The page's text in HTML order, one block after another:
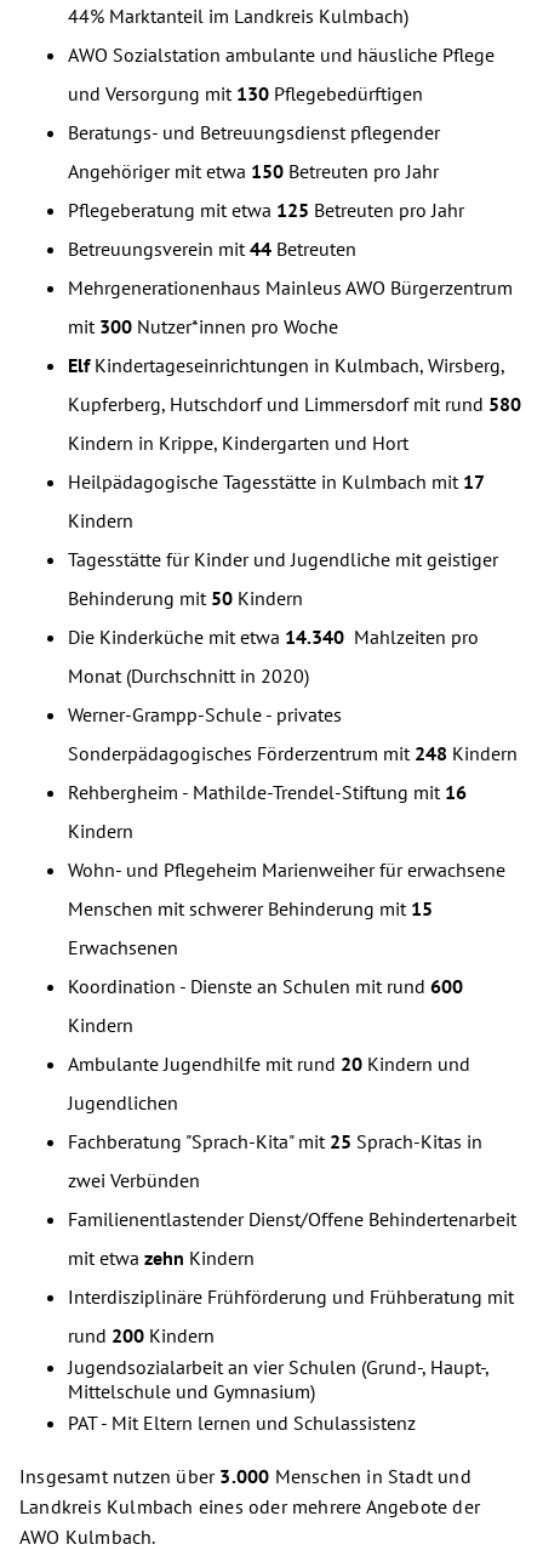
44% Marktanteil im Landkreis Kulmbach)
AWO Sozialstation ambulante und häusliche Pflege
und Versorgung mit 130 Pflegebedürftigen
Beratungs- und Betreuungsdienst pflegender
Angehöriger mit etwa 150 Betreuten pro Jahr
Pflegeberatung mit etwa 125 Betreuten pro Jahr
Betreuungsverein mit 44 Betreuten
Mehrgenerationenhaus Mainleus AWO Bürgerzentrum
mit 300 Nutzer*innen pro Woche
ElfKindertageseinrichtungen in Kulmbach, Wirsberg,
Kupferberg, Hutschdorf und Limmersdorf mit rund 580
Kindern in Krippe, Kindergarten und Hort
Heilpädagogische Tagesstätte in Kulmbach mit 17
Kindern
Tagesstätte für Kinder und Jugendliche mit geistiger
Behinderung mit 50 Kindern
Die Kinderküche mit etwa 14.340 Mahlzeiten pro
Monat (Durchschnitt in 2020)
Werner-Grampp-Schule - privates
Sonderpädagogisches Förderzentrum mit 248 Kindern
Rehbergheim - Mathilde-Trendel-Stiftung mit 16
Kindern
Wohn- und Pflegeheim Marienweiher für erwachsene
Menschen mit schwerer Behinderung mit 15
Erwachsenen
Koordination - Dienste an Schulen mit rund 600
Kindern
Ambulante Jugendhilfe mit rund 20 Kindern und
Jugendlichen
Fachberatung "Sprach-Kita" mit 25 Sprach-Kitas in
zwei Verbünden
Familienentlastender Dienst/Offene Behindertenarbeit
mit etwa zehn Kindern
Interdisziplinäre Frühförderung und Frühberatung mit
rund 200 Kindern
Jugendsozialarbeit an vier Schulen (Grund-, Haupt-,
Mittelschule und Gymnasium)
PAT - Mit Eltern lernen und Schulassistenz
Insgesamt nutzen über3.000 Menschen in Stadt und
Landkreis Kulmbach eines oder mehrere Angebote der
AWO Kulmbach.